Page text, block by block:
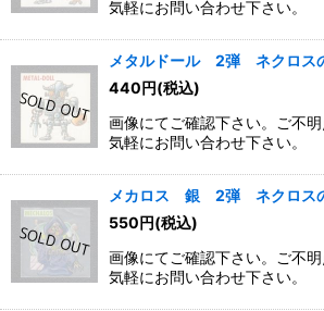
気軽にお問い合わせ下さい。
メタルドール 2弾 ネクロス
440円(税込)
画像にてご確認下さい。ご不
気軽にお問い合わせ下さい。
メカロス 銀 2弾 ネクロス
550円(税込)
画像にてご確認下さい。ご不
気軽にお問い合わせ下さい。